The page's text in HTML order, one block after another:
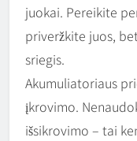
juokai. Pereikite
priveržkite juos,
sriegis.
Akumuliatoriaus
įkrovimo.
išsikrovimo – tai